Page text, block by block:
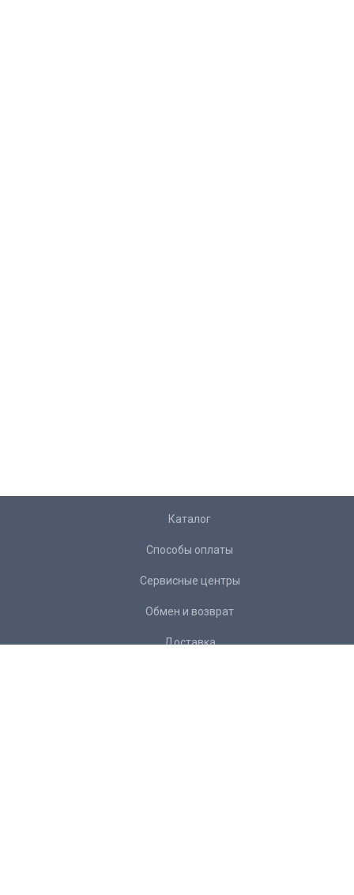
Каталог
Способы оплаты
Сервисные центры
Обмен и возврат
Доставка